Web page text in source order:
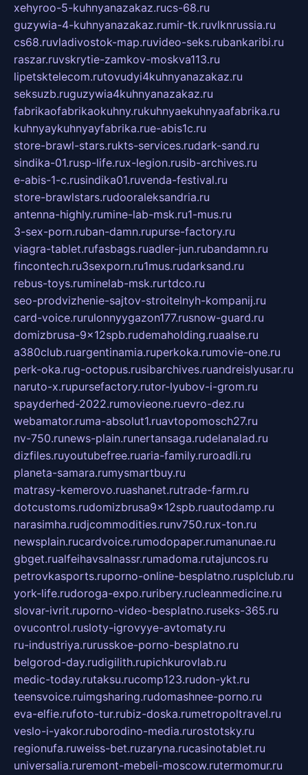
xehyroo-5-kuhnyanazakaz.rucs-68.ru
guzywia-4-kuhnyanazakaz.rumir-tk.ruvlknrussia.ru
cs68.ruvladivostok-map.ruvideo-seks.rubankaribi.ru
raszar.ruvskrytie-zamkov-moskva113.ru
lipetsktelecom.rutovudyi4kuhnyanazakaz.ru
seksuzb.ruguzywia4kuhnyanazakaz.ru
fabrikaofabrikaokuhny.rukuhnyaekuhnyaafabrika.ru
kuhnyaykuhnyayfabrika.rue-abis1c.ru
store-brawl-stars.rukts-services.rudark-sand.ru
sindika-01.rusp-life.rux-legion.rusib-archives.ru
e-abis-1-c.rusindika01.ruvenda-festival.ru
store-brawlstars.rudooraleksandria.ru
antenna-highly.rumine-lab-msk.ru1-mus.ru
3-sex-porn.ruban-damn.rupurse-factory.ru
viagra-tablet.rufasbags.ruadler-jun.rubandamn.ru
fincontech.ru3sexporn.ru1mus.rudarksand.ru
rebus-toys.ruminelab-msk.rurtdco.ru
seo-prodvizhenie-sajtov-stroitelnyh-kompanij.ru
card-voice.rurulonnyygazon177.rusnow-guard.ru
domizbrusa-9x12spb.rudemaholding.ruaalse.ru
a380club.ruargentinamia.ruperkoka.rumovie-one.ru
perk-oka.rug-octopus.rusibarchives.ruandreislyusar.ru
naruto-x.rupursefactory.rutor-lyubov-i-grom.ru
spayderhed-2022.rumovieone.ruevro-dez.ru
webamator.ruma-absolut1.ruavtopomosch27.ru
nv-750.runews-plain.runertansaga.rudelanalad.ru
dizfiles.ruyoutubefree.ruaria-family.ruroadli.ru
planeta-samara.rumysmartbuy.ru
matrasy-kemerovo.ruashanet.rutrade-farm.ru
dotcustoms.rudomizbrusa9x12spb.ruautodamp.ru
narasimha.rudjcommodities.runv750.rux-ton.ru
newsplain.rucardvoice.rumodopaper.rumanunae.ru
gbget.rualfeihavsalnassr.rumadoma.rutajuncos.ru
petrovkasports.ruporno-online-besplatno.rusplclub.ru
york-life.rudoroga-expo.ruribery.rucleanmedicine.ru
slovar-ivrit.ruporno-video-besplatno.ruseks-365.ru
ovucontrol.rusloty-igrovyye-avtomaty.ru
ru-industriya.rurusskoe-porno-besplatno.ru
belgorod-day.rudigilith.rupichkurovlab.ru
medic-today.rutaksu.rucomp123.rudon-ykt.ru
teensvoice.ruimgsharing.rudomashnee-porno.ru
eva-elfie.rufoto-tur.rubiz-doska.rumetropoltravel.ru
veslo-i-yakor.ruborodino-media.rurostotsky.ru
regionufa.ruweiss-bet.ruzaryna.rucasinotablet.ru
universalia.ruremont-mebeli-moscow.rutermomur.ru